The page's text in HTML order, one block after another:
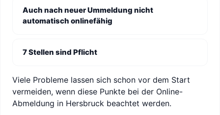
Auch nach neuer Ummeldung nicht
automatisch onlinefähig
7 Stellen sind Pflicht
Viele Probleme lassen sich schon vor dem Start
vermeiden, wenn diese Punkte bei der Online-
Abmeldung in Hersbruck beachtet werden.